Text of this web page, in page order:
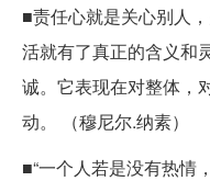
■责任心就是关心别人
活就有了真正的含义和
诚。它表现在对整体，
动。 （穆尼尔.纳素）
■“一个人若是没有热情